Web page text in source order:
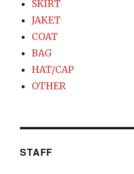
SKIRT
JAKET
COAT
BAG
HAT/CAP
OTHER
STAFF